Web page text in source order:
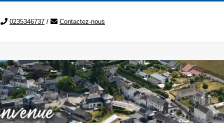
0235346737 / Contactez-nous